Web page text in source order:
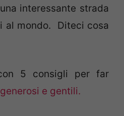
interessante strada
al mondo. Diteci cosa
5 consigli per far
e gentili.